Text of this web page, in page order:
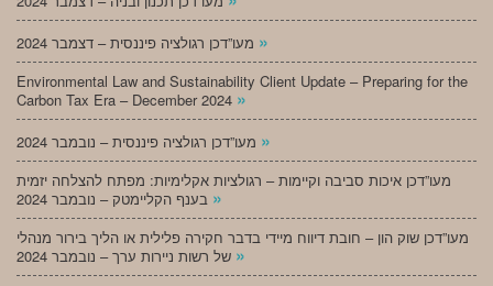
»
Environmental Law and Sustainability Client Update – Preparing for the
Carbon Tax Era – December 2024 »
»
מעו”דכן איכות סביבה וקיימות – רגולציות אקלימיות: מפתח להצלחה יזמית
»
מעו”דכן שוק הון – חובת דיווח מיידי בדבר חקירה פלילית או הליך בירור מנהלי
»